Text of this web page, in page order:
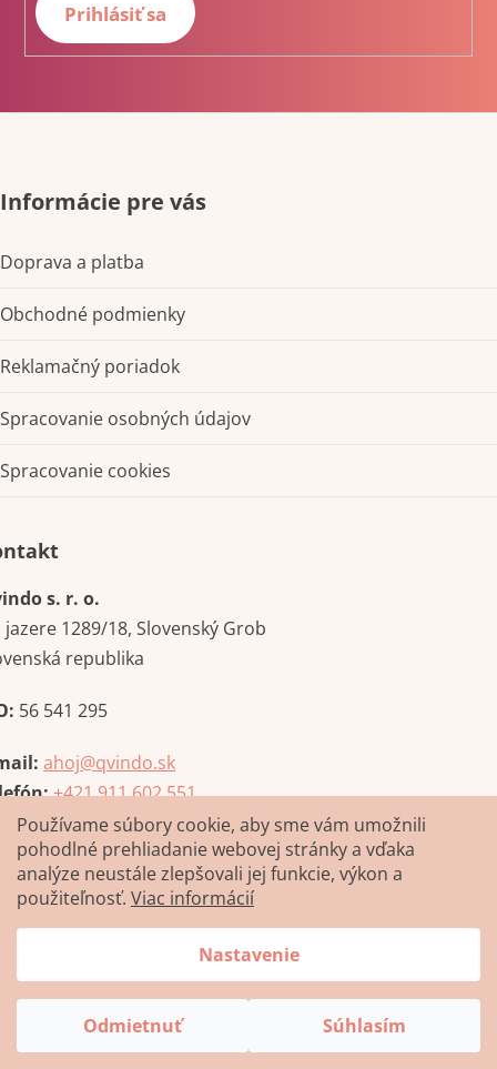
Používame súbory cookie, aby sme vám umožnili
pohodlné prehliadanie webovej stránky a vďaka
analýze neustále zlepšovali jej funkcie, výkon a
použiteľnosť. Viac informácií
Nastavenie
Odmietnuť Súhlasím
Prihlásiť sa
Informácie pre vás
Doprava a platba
Obchodné podmienky
Reklamačný poriadok
Spracovanie osobných údajov
Spracovanie cookies
s. r. o.
jazere 1289/18, Slovenský Grob
republika
56 541 295
ahoj@qvindo.sk
+421 911 602 551
Copyright 2026Qvindo.sk . Všetky práva vyhradené.